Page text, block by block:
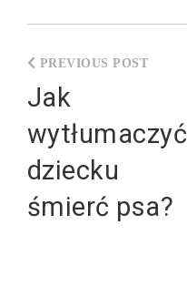
wpisu
Jak
wytłumaczyć
dziecku
śmierć psa?